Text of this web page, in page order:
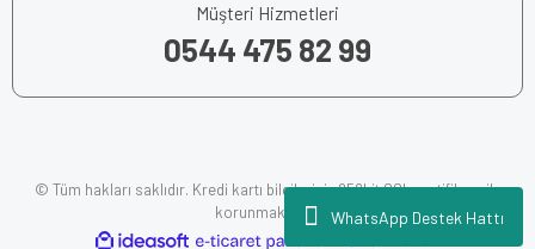
WhatsApp Destek Hattı
Müşteri Hizmetleri
0544 475 82 99
© Tüm hakları saklıdır. Kredi kartı bilgileriniz 256bit SSL sertifikası ile
korunmaktadır.
ideasoft